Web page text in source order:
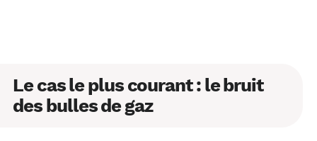
Le cas le plus courant : le bruit
des bulles de gaz